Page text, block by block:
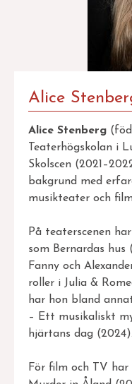
Alice
Alice Stenberg
Teaterhögskolan i
Skolscen
bakgrund med
musikteater och
På teaterscenen
som Bernardas
Fanny och
roller i Julia &
har hon bland
– Ett musikaliskt
hjärtans dag (2024).
För film och TV